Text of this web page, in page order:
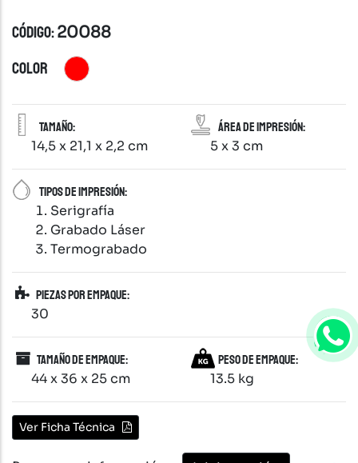
CÓDIGO:20088
COLOR
Tamaño:
14,5 x 21,1 x 2,2 cm
Área de impresión:
5 x 3 cm
Tipos de impresión:
Serigrafía
Grabado Láser
Termograbado
Piezas por empaque:
30
Tamaño de empaque:
44 x 36 x 25 cm
Peso de empaque:
13.5 kg
Ver Ficha Técnica